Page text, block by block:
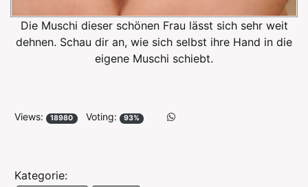
Die Muschi dieser schönen Frau lässt sich sehr weit
dehnen. Schau dir an, wie sich selbst ihre Hand in die
eigene Muschi schiebt.
Views: 18980 Voting: 93%
Kategorie: